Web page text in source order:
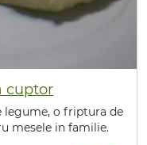
cuptor
legume, o friptura de
mesele in familie.